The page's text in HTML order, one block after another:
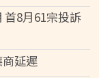
8月61宗投訴
延遲